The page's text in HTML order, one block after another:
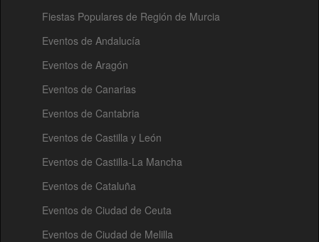
Fiestas Populares de Región de Murcia
Eventos de Andalucía
Eventos de Aragón
Eventos de Canarias
Eventos de Cantabria
Eventos de Castilla y León
Eventos de Castilla-La Mancha
Eventos de Cataluña
Eventos de Ciudad de Ceuta
Eventos de Ciudad de Melilla